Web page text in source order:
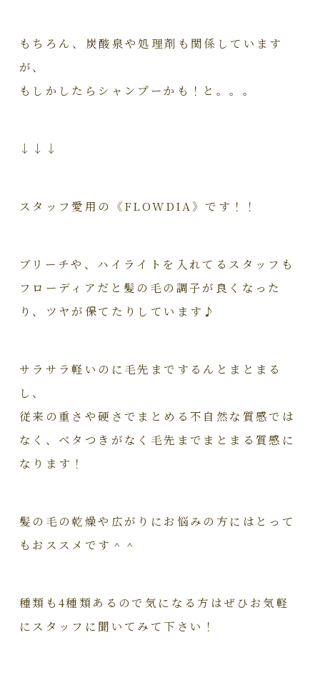
もちろん、炭酸泉や処理剤も関係しています
が、
もしかしたらシャンプーかも！と。。。
↓↓↓
スタッフ愛用の《FLOWDIA》です！！
ブリーチや、ハイライトを入れてるスタッフも
フローディアだと髪の毛の調子が良くなった
り、ツヤが保てたりしています♪
サラサラ軽いのに毛先までするんとまとまる
し、
従来の重さや硬さでまとめる不自然な質感では
なく、ベタつきがなく毛先までまとまる質感に
なります！
髪の毛の乾燥や広がりにお悩みの方にはとって
もおススメです＾＾
種類も4種類あるので気になる方はぜひお気軽
にスタッフに聞いてみて下さい！